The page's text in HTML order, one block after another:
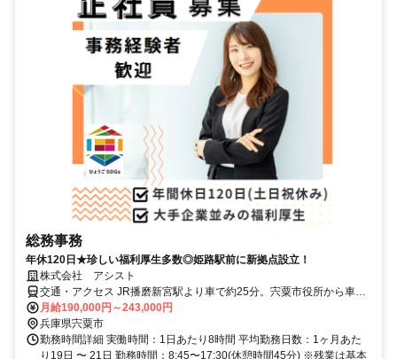
総務事務
年休120日★珍しい福利厚生多数◎姫路駅前に新拠点設立！
株式会社 アシスト
交通・アクセス JR播磨新宮駅より車で約25分。宍粟市役所から車で
約5分です。
月給190,000円～243,000円
兵庫県宍粟市
勤務時間詳細 実働時間：1日あたり8時間 平均勤務日数：1ヶ月あた
り19日 〜 21日 勤務時間：8:45〜17:30(休憩時間45分) ※残業は基本